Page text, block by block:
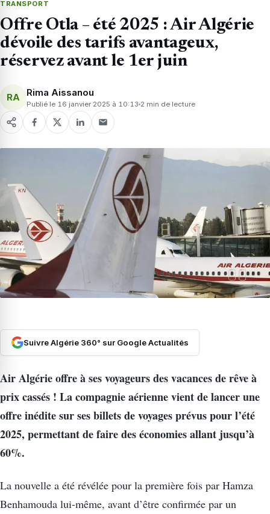
TRANSPORT
Offre Otla – été 2025 : Air Algérie
dévoile des tarifs avantageux,
réservez avant le 1er juin
RA Rima Aissanou
Publié le 16 janvier 2025 à 10:13 2 min de lecture
Suivre Algérie 360° sur Google Actualités
Air Algérie offre à ses voyageurs des vacances de rêve à
prix cassés ! La compagnie aérienne vient de lancer une
offre inédite sur ses billets de voyages prévus pour l’été
2025, permettant de faire des économies allant jusqu’à
60%.
La nouvelle a été révélée pour la première fois par Hamza
Benhamouda lui-même, avant d’être confirmée par un